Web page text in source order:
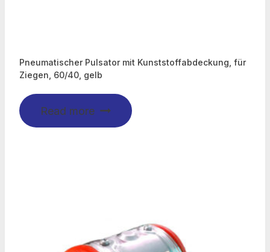
Pneumatischer Pulsator mit Kunststoffabdeckung, für
Ziegen, 60/40, gelb
Read more